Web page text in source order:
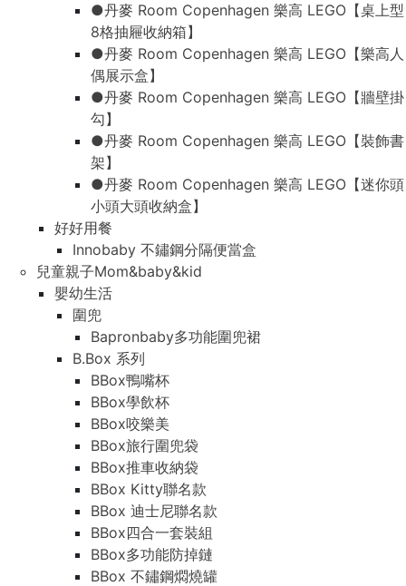
●丹麥 Room Copenhagen 樂高 LEGO【桌上型
8格抽屜收納箱】
●丹麥 Room Copenhagen 樂高 LEGO【樂高人
偶展示盒】
●丹麥 Room Copenhagen 樂高 LEGO【牆壁掛
勾】
●丹麥 Room Copenhagen 樂高 LEGO【裝飾書
架】
●丹麥 Room Copenhagen 樂高 LEGO【迷你頭
小頭大頭收納盒】
好好用餐
Innobaby 不鏽鋼分隔便當盒
兒童親子Mom&baby&kid
嬰幼生活
圍兜
Bapronbaby多功能圍兜裙
B.Box 系列
BBox鴨嘴杯
BBox學飲杯
BBox咬樂美
BBox旅行圍兜袋
BBox推車收納袋
BBox Kitty聯名款
BBox 迪士尼聯名款
BBox四合一套裝組
BBox多功能防掉鏈
BBox 不鏽鋼燜燒罐